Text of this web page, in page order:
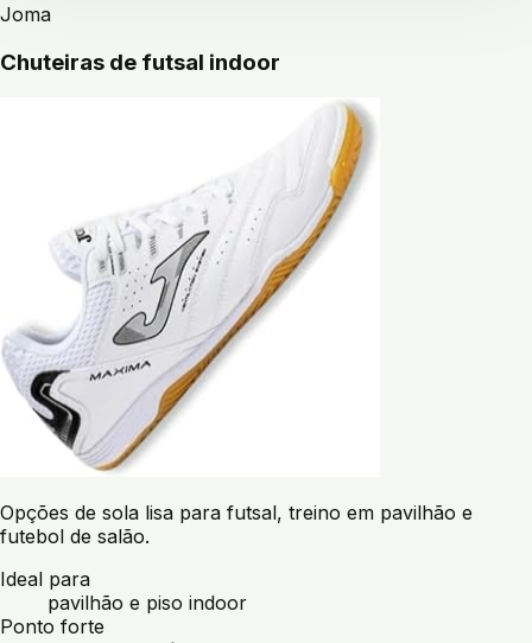
Joma
Chuteiras de futsal indoor
Opções de sola lisa para futsal, treino em pavilhão e
futebol de salão.
Ideal para
pavilhão e piso indoor
Ponto forte